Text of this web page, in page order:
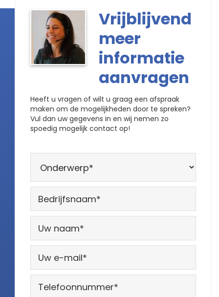
2 weken gratis
Vrijblijvend
meer
informatie
aanvragen
Heeft u vragen of wilt u graag een afspraak
maken om de mogelijkheden door te spreken?
Vul dan uw gegevens in en wij nemen zo
spoedig mogelijk contact op!